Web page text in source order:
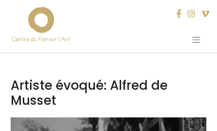
Centre du Film sur l’Art
Artiste évoqué: Alfred de
Musset